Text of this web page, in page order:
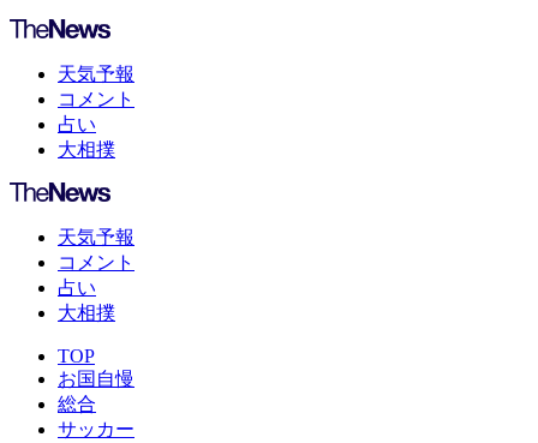
天気予報
コメント
占い
大相撲
天気予報
コメント
占い
大相撲
TOP
お国自慢
総合
サッカー